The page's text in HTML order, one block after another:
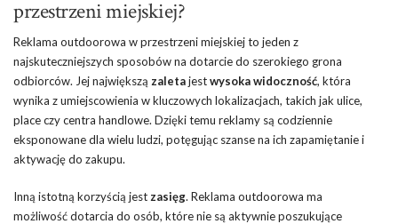
przestrzeni miejskiej?
Reklama outdoorowa w przestrzeni miejskiej to jeden z
najskuteczniejszych sposobów na dotarcie do szerokiego grona
odbiorców. Jej największą zaletajestwysoka widoczność, która
wynika z umiejscowienia w kluczowych lokalizacjach, takich jak ulice,
place czy centra handlowe. Dzięki temu reklamy są codziennie
eksponowane dla wielu ludzi, potęgując szanse na ich zapamiętanie i
aktywację do zakupu.
Inną istotną korzyścią jest zasięg. Reklama outdoorowa ma
możliwość dotarcia do osób, które nie są aktywnie poszukujące